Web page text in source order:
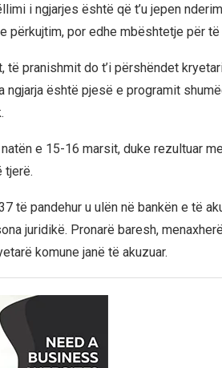
i ngjarjes është që t’u jepen
përkujtim, por edhe mbështetje për
pranishmit do t’i përshëndet
ngjarja është pjesë e programit
e 15-16 marsit, duke rezultuar
tjerë.
të pandehur u ulën në bankën e të
juridikë. Pronarë baresh,
komune janë të akuzuar.